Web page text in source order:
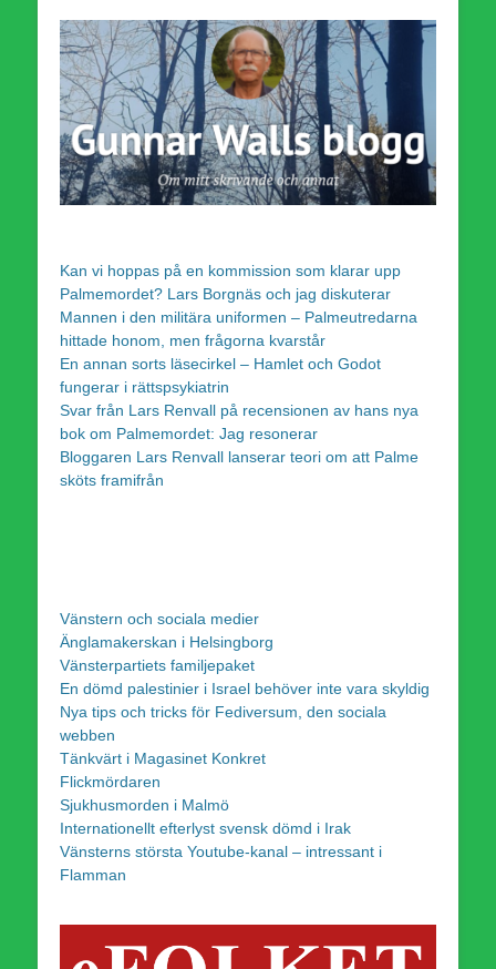
Kan vi hoppas på en kommission som klarar upp
Palmemordet? Lars Borgnäs och jag diskuterar
Mannen i den militära uniformen – Palmeutredarna
hittade honom, men frågorna kvarstår
En annan sorts läsecirkel – Hamlet och Godot
fungerar i rättspsykiatrin
Svar från Lars Renvall på recensionen av hans nya
bok om Palmemordet: Jag resonerar
Bloggaren Lars Renvall lanserar teori om att Palme
sköts framifrån
Vänstern och sociala medier
Änglamakerskan i Helsingborg
Vänsterpartiets familjepaket
En dömd palestinier i Israel behöver inte vara skyldig
Nya tips och tricks för Fediversum, den sociala
webben
Tänkvärt i Magasinet Konkret
Flickmördaren
Sjukhusmorden i Malmö
Internationellt efterlyst svensk dömd i Irak
Vänsterns största Youtube-kanal – intressant i
Flamman